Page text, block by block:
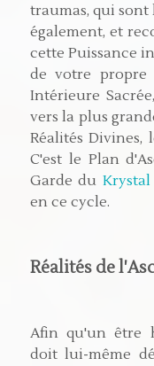
traumas, qui sont
également, et
cette Puissance
de votre propre
Intérieure
vers la plus
Réalités Divines,
C'est le Plan
Garde du Krystal
en ce cycle.
Réalités de
Afin qu'un être
doit lui-même